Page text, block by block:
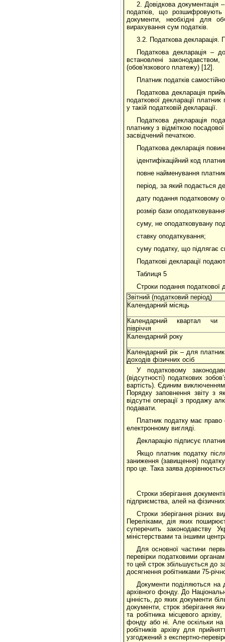
2. Довідкова документація
податків, що розшифровують
документи, необхідні для
вирахування сум податків.
3.2. Податкова декларація.
Податкова декларація –
встановлені
(обов'язкового платежу) [12].
Платник податків
Податкова декларація
податкової декларації
у такій податковій декларації.
Податкова декларація
платнику з відміткою
засвідчений печаткою.
Податкова декларація
ідентифікаційний код
повне найменування
період, за який подається
дату подання податковому
розмір бази
суму, не оподатковувану
ставку оподаткування;
суму податку, що підлягає
Податкові декларації
Таблиця 5
Строки подання податкової
Звітний (податковий період)
Календарний місяць
Календарний квартал чи
півріччя
Календарний року
Календарний рік – для
доходів фізичних осіб
У податковому
(відсутності) податкових
вартість). Єдиним
Порядку заповнення звіту з
відсутні операції з продажу
подавати.
Платник податку має право
електронному вигляді.
Декларацію підписує
Якщо платник податку
заниження (завищення)
про це. Така заява
Строки зберігання
підприємства, алей на фізичних
Строки зберігання різних
Переліками, дія яких
суперечить законодавству
міністерствами та іншими
Для основної частини
перевірки податковими
то цей строк збільшується до
досягнення робітниками 75-
Документи поділяються на
архівного фонду. До
цінність, до яких документи
документи, строк зберігання
та робітника місцевого
фонду або ні. Але оскільки на
робітників архіву для
узгоджений з експертно-